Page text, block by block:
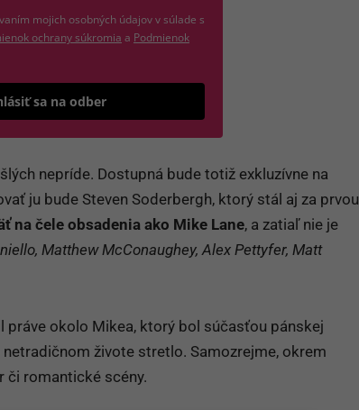
mojich osobných údajov v súlade s
ochrany súkromia (otvorí sa v novom okne)
a Podmienok
novom okne)
sa na odber
nepríde. Dostupná bude totiž exkluzívne na
ju bude Steven Soderbergh, ktorý stál aj za prvou
na čele obsadenia ako Mike Lane, a zatiaľ nie je
Matthew McConaughey, Alex Pettyfer, Matt
okolo Mikea, ktorý bol súčasťou pánskej
živote stretlo. Samozrejme, okrem
či romantické scény.